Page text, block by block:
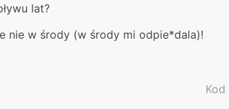
lat?
nie w środy (w środy mi odpie*dala)!